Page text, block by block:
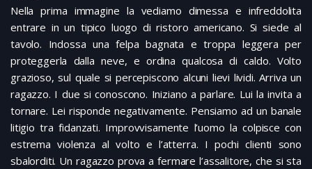
Nella prima immagine la vediamo dimessa e infreddolita
entrare in un tipico luogo di ristoro americano. Si siede al
tavolo. Indossa una felpa bagnata e troppa leggera per
proteggerla dalla neve, e ordina qualcosa di caldo. Volto
grazioso, sul quale si percepiscono alcuni lievi lividi. Arriva un
ragazzo. I due si conoscono. Iniziano a parlare. Lui la invita a
tornare. Lei risponde negativamente. Pensiamo ad un banale
litigio tra fidanzati. Improvvisamente l’uomo la colpisce con
estrema violenza al volto e l’atterra. I pochi clienti sono
sbalorditi. Un ragazzo prova a fermare l’assalitore, che si sta